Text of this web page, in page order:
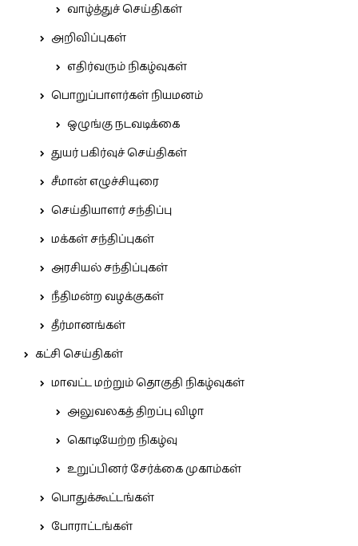
வாழ்த்துச் செய்திகள்
அறிவிப்புகள்
எதிர்வரும் நிகழ்வுகள்
பொறுப்பாளர்கள் நியமனம்
ஒழுங்கு நடவடிக்கை
துயர் பகிர்வுச் செய்திகள்
சீமான் எழுச்சியுரை
செய்தியாளர் சந்திப்பு
மக்கள் சந்திப்புகள்
அரசியல் சந்திப்புகள்
நீதிமன்ற வழக்குகள்
தீர்மானங்கள்
கட்சி செய்திகள்
மாவட்ட மற்றும் தொகுதி நிகழ்வுகள்
அலுவலகத் திறப்பு விழா
கொடியேற்ற நிகழ்வு
உறுப்பினர் சேர்க்கை முகாம்கள்
பொதுக்கூட்டங்கள்
போராட்டங்கள்